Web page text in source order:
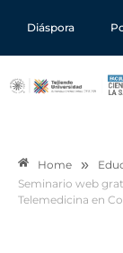
Diáspora
Home »
Seminario web
Telemedicina en